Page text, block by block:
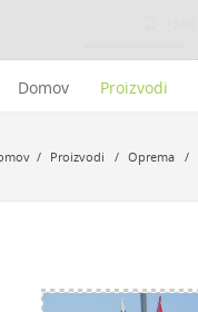
Domov Proizvodi
/ Proizvodi / Oprema /